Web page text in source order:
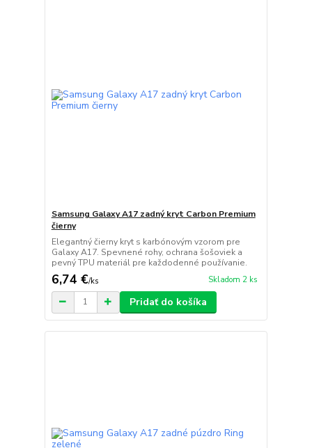
Samsung Galaxy A17 zadný kryt Carbon Premium
čierny
Elegantný čierny kryt s karbónovým vzorom pre
Galaxy A17. Spevnené rohy, ochrana šošoviek a
pevný TPU materiál pre každodenné používanie.
6,74 €/ks Skladom 2 ks
Pridať do košíka